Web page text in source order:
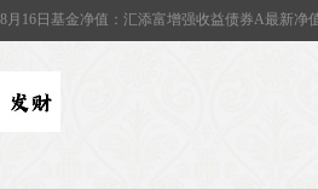
8月16日基金净值：汇添富增强收益债券A最新净